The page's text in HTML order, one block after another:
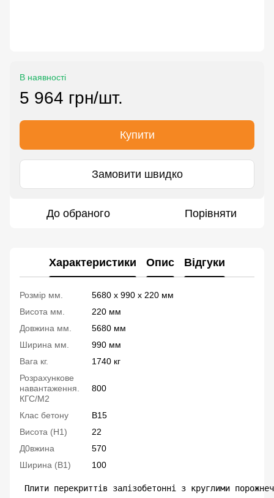
В наявності
5 964 грн/шт.
Купити
Замовити швидко
До обраного Порівняти
Характеристики Опис Відгуки
Розмір мм.
5680 x 990 x 220 мм
Висота мм.
220 мм
Довжина мм.
5680 мм
Ширина мм.
990 мм
Вага кг.
1740 кг
Розрахункове
навантаження.
КГС/М2
800
Клас бетону
B15
Висота (Н1)
22
Д0вжина
570
Ширина (В1)
100
Плити перекриттів залізобетонні з круглими